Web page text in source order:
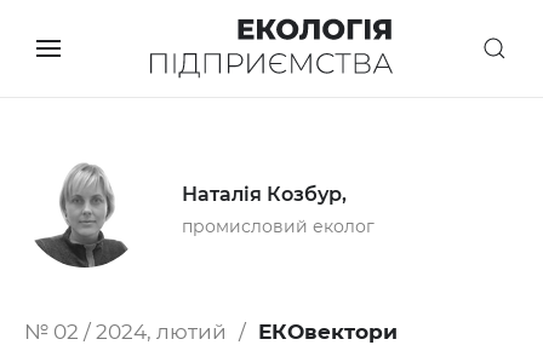
Наталія Козбур,
промисловий еколог
№ 02 / 2024, лютий ЕКОвектори